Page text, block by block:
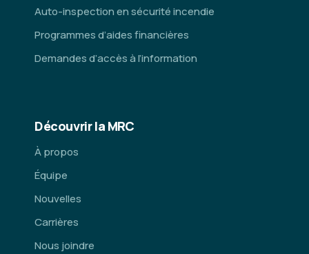
Auto-inspection en sécurité incendie
Programmes d’aides financières
Demandes d’accès à l’information
Découvrir la MRC
À propos
Équipe
Nouvelles
Carrières
Nous joindre